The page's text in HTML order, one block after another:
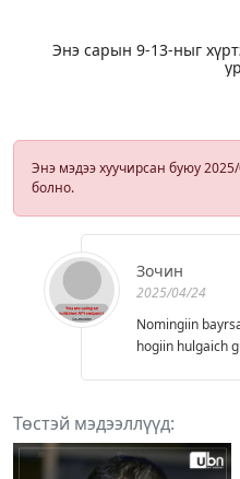
Энэ сарын 9-13-ныг
Энэ мэдээ хуучирсан буюу
болно.
Зочин
2025/04/24
Nomingiin
hogiin hulgaich
Төстэй мэдээллүүд: